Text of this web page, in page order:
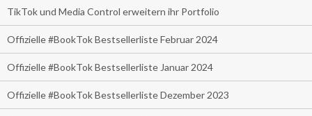
TikTok und Media Control erweitern ihr Portfolio
Offizielle #BookTok Bestsellerliste Februar 2024
Offizielle #BookTok Bestsellerliste Januar 2024
Offizielle #BookTok Bestsellerliste Dezember 2023